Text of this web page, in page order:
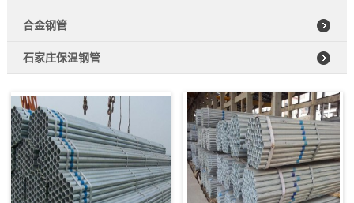
合金钢管
石家庄保温钢管